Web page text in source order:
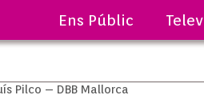
Ens Públic